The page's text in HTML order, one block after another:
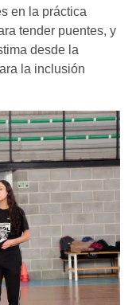
en la práctica
tender puentes, y
desde la
la inclusión